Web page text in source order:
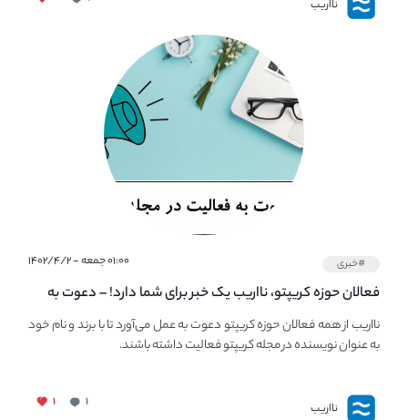
نااریب
#خبری ۰۱:۰۰ جمعه - ۱۴۰۲/۴/۲
فعالان حوزه کریپتو، نااریب یک خبر برای شما دارد! – دعوت به
فعالیت در مجله کریپتو
نااریب از همه فعالان حوزه کریپتو دعوت به عمل می‌آورد تا با برند و نام خود
به عنوان نویسنده در مجله کریپتو فعالیت داشته باشند.
نااریب ۱ ۱